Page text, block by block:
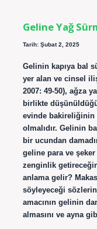
Geline Yağ
Tarih: Şubat 2, 2025
Gelinin kapıya bal
yer alan ve cinsel
2007: 49-50), ağza
birlikte
evinde bakireliğinin
olmalıdır. Gelinin
bir ucundan
geline para ve
zenginlik
anlama gelir?
söyleyeceği sözlerin
amacının gelinin
almasını ve ayna